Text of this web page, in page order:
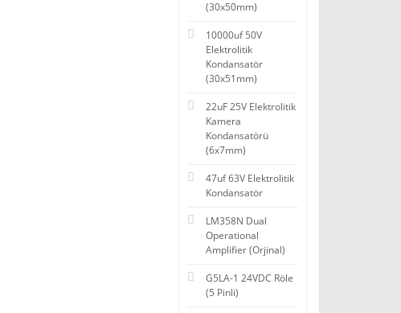
(30x50mm)
10000uf 50V
Elektrolitik
Kondansatör
(30x51mm)
22uF 25V Elektrolitik
Kamera
Kondansatörü
(6x7mm)
47uf 63V Elektrolitik
Kondansatör
LM358N Dual
Operational
Amplifier (Orjinal)
G5LA-1 24VDC Röle
(5 Pinli)